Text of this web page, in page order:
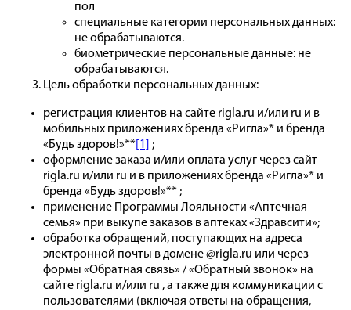
пол
специальные категории персональных данных:
не обрабатываются.
биометрические персональные данные: не
обрабатываются.
Цель обработки персональных данных:
регистрация клиентов на сайте rigla.ru и/или ru и в
мобильных приложениях бренда «Ригла»* и бренда
«Будь здоров!»** [1]
;
оформление заказа и/или оплата услуг через сайт
rigla.ru и/или ru и в приложениях бренда «Ригла»* и
бренда «Будь здоров!»** ;
применение Программы Лояльности «Аптечная
семья» при выкупе заказов в аптеках «Здравсити»;
обработка обращений, поступающих на адреса
электронной почты в домене @rigla.ru или через
формы «Обратная связь» / «Обратный звонок» на
сайте rigla.ru и/или ru , а также для коммуникации с
пользователями (включая ответы на обращения,